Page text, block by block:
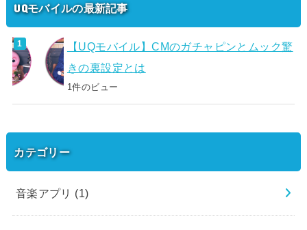
UQモバイルの最新記事
【UQモバイル】CMのガチャピンとムック驚
きの裏設定とは
1件のビュー
カテゴリー
音楽アプリ (1)